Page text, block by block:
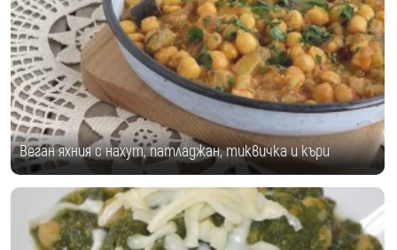
Веган яхния с нахут, патладжан, тиквичка и къри